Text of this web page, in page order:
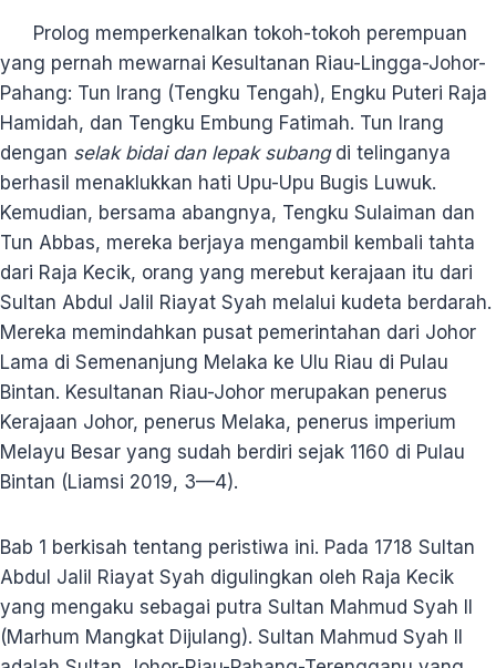
Prolog memperkenalkan tokoh-tokoh perempuan
yang pernah mewarnai Kesultanan Riau-Lingga-Johor-
Pahang: Tun Irang (Tengku Tengah), Engku Puteri Raja
Hamidah, dan Tengku Embung Fatimah. Tun Irang
dengan selak bidai dan lepak subang di telinganya
berhasil menaklukkan hati Upu-Upu Bugis Luwuk.
Kemudian, bersama abangnya, Tengku Sulaiman dan
Tun Abbas, mereka berjaya mengambil kembali tahta
dari Raja Kecik, orang yang merebut kerajaan itu dari
Sultan Abdul Jalil Riayat Syah melalui kudeta berdarah.
Mereka memindahkan pusat pemerintahan dari Johor
Lama di Semenanjung Melaka ke Ulu Riau di Pulau
Bintan. Kesultanan Riau-Johor merupakan penerus
Kerajaan Johor, penerus Melaka, penerus imperium
Melayu Besar yang sudah berdiri sejak 1160 di Pulau
Bintan (Liamsi 2019, 3—4).
Bab 1 berkisah tentang peristiwa ini. Pada 1718 Sultan
Abdul Jalil Riayat Syah digulingkan oleh Raja Kecik
yang mengaku sebagai putra Sultan Mahmud Syah II
(Marhum Mangkat Dijulang). Sultan Mahmud Syah II